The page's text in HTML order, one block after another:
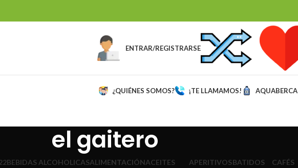
ENTRAR/REGISTRARSE
¿QUIÉNES SOMOS? ¡TE LLAMAMOS! AQUABERCA
el gaitero
BEBIDAS ALCOHOLICASALIMENTACIÓNACEITES
APERITIVOSBATIDOS
CAFÉS